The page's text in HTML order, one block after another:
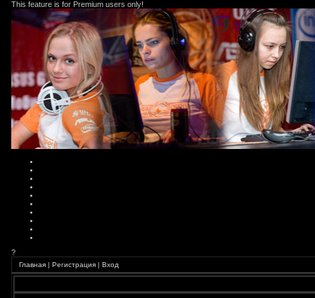
This feature is for Premium users only!
?
Главная | Регистрация | Вход